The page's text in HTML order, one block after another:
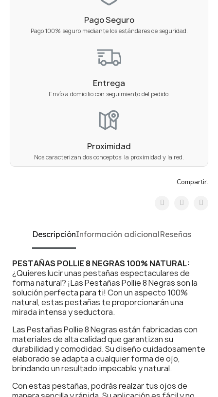
Pago Seguro
Pago 100% seguro mediante los estándares de seguridad.
Entrega
Envío a domicilio con seguimiento del pedido.
Proximidad
Nos caracterizan dos conceptos: la proximidad y la red.
Compartir:
DescripciónInformación adicionalReseñas
PESTAÑAS POLLIE 8 NEGRAS 100% NATURAL:
¿Quieres lucir unas pestañas espectaculares de
forma natural? ¡Las Pestañas Pollie 8 Negras son la
solución perfecta para ti! Con un aspecto 100%
natural, estas pestañas te proporcionarán una
mirada intensa y seductora.
Las Pestañas Pollie 8 Negras están fabricadas con
materiales de alta calidad que garantizan su
durabilidad y comodidad. Su diseño cuidadosamente
elaborado se adapta a cualquier forma de ojo,
brindando un resultado impecable y natural.
Con estas pestañas, podrás realzar tus ojos de